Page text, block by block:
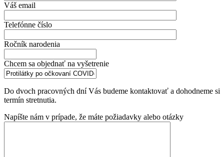
Váš email
Telefónne číslo
Ročník narodenia
Chcem sa objednať na vyšetrenie
Do dvoch pracovných dní Vás budeme kontaktovať a dohodneme si
termín stretnutia.
Napíšte nám v prípade, že máte požiadavky alebo otázky